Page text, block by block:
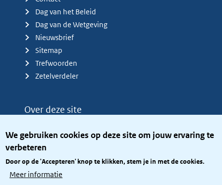
We gebruiken cookies op deze site om jouw ervaring te
verbeteren
Door op de 'Accepteren' knop te klikken, stem je in met de cookies.
Meer informatie
Dag van het Beleid
Dag van de Wetgeving
Nieuwsbrief
Sitemap
Trefwoorden
Zetelverdeler
Over deze site
Privacy
Toegang site openbaar
Toegankelijkheid